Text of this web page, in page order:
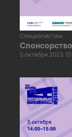
Специалистам
5 октября 2023